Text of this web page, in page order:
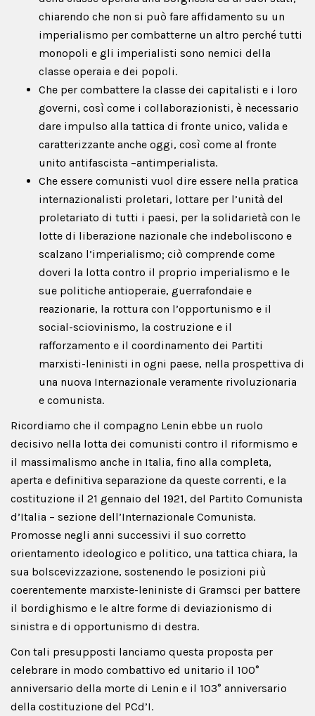
chiarendo che non si può fare affidamento su un
imperialismo per combatterne un altro perché tutti
monopoli e gli imperialisti sono nemici della
classe operaia e dei popoli.
Che per combattere la classe dei capitalisti e i loro
governi, così come i collaborazionisti, è necessario
dare impulso alla tattica di fronte unico, valida e
caratterizzante anche oggi, così come al fronte
unito antifascista –antimperialista.
Che essere comunisti vuol dire essere nella pratica
internazionalisti proletari, lottare per l’unità del
proletariato di tutti i paesi, per la solidarietà con le
lotte di liberazione nazionale che indeboliscono e
scalzano l’imperialismo; ciò comprende come
doveri la lotta contro il proprio imperialismo e le
sue politiche antioperaie, guerrafondaie e
reazionarie, la rottura con l’opportunismo e il
social-sciovinismo, la costruzione e il
rafforzamento e il coordinamento dei Partiti
marxisti-leninisti in ogni paese, nella prospettiva di
una nuova Internazionale veramente rivoluzionaria
e comunista.
Ricordiamo che il compagno Lenin ebbe un ruolo
decisivo nella lotta dei comunisti contro il riformismo e
il massimalismo anche in Italia, fino alla completa,
aperta e definitiva separazione da queste correnti, e la
costituzione il 21 gennaio del 1921, del Partito Comunista
d’Italia – sezione dell’Internazionale Comunista.
Promosse negli anni successivi il suo corretto
orientamento ideologico e politico, una tattica chiara, la
sua bolscevizzazione, sostenendo le posizioni più
coerentemente marxiste-leniniste di Gramsci per battere
il bordighismo e le altre forme di deviazionismo di
sinistra e di opportunismo di destra.
Con tali presupposti lanciamo questa proposta per
celebrare in modo combattivo ed unitario il 100°
anniversario della morte di Lenin e il 103° anniversario
della costituzione del PCd’I.